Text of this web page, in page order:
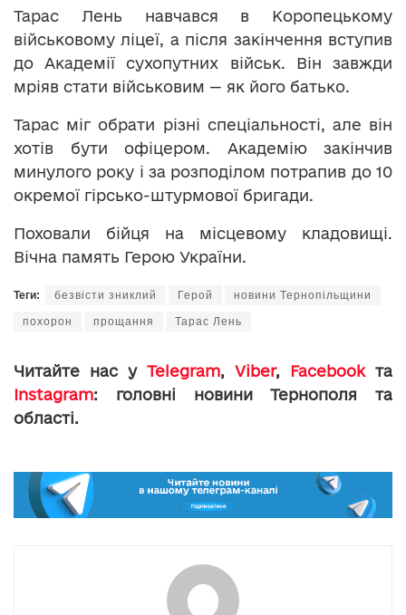
Тарас Лень навчався в Коропецькому
військовому ліцеї, а після закінчення вступив
до Академії сухопутних військ. Він завжди
мріяв стати військовим — як його батько.
Тарас міг обрати різні спеціальності, але він
хотів бути офіцером. Академію закінчив
минулого року і за розподілом потрапив до 10
окремої гірсько-штурмової бригади.
Поховали бійця на місцевому кладовищі.
Вічна память Герою України.
Теги: безвісти зниклий Герой новини Тернопільщини
похорон прощання Тарас Лень
Читайте нас у Telegram, Viber, Facebookта
Instagram: головні новини Тернополя та
області.